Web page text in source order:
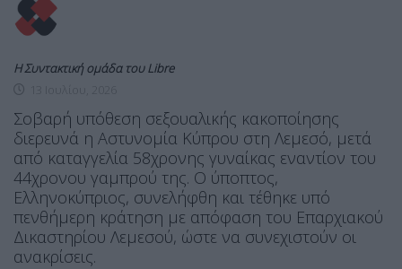
Η Συντακτική ομάδα του Libre
Σοβαρή υπόθεση σεξουαλικής κακοποίησης
διερευνά η Αστυνομία Κύπρου στη Λεμεσό, μετά
από καταγγελία 58χρονης γυναίκας εναντίον του
44χρονου γαμπρού της. Ο ύποπτος,
Ελληνοκύπριος, συνελήφθη και τέθηκε υπό
πενθήμερη κράτηση με απόφαση του Επαρχιακού
Δικαστηρίου Λεμεσού, ώστε να συνεχιστούν οι
ανακρίσεις.